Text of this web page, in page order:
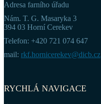
Adresa farního úřadu
Nám. T. G. Masaryka 3
394 03 Horní Cerekev
Telefon: +420 721 074 647
mail: rkf.hornicerekev@dicb.cz
RYCHLÁ NAVIGACE